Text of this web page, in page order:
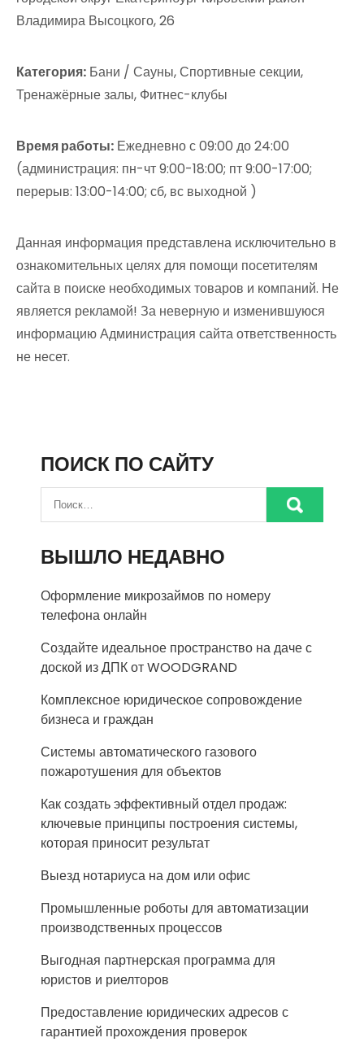
Владимира Высоцкого, 26
Категория: Бани / Сауны, Спортивные секции,
Тренажёрные залы, Фитнес-клубы
Время работы: Ежедневно с 09:00 до 24:00
(администрация: пн-чт 9:00-18:00; пт 9:00-17:00;
перерыв: 13:00-14:00; сб, вс выходной )
Данная информация представлена исключительно в
ознакомительных целях для помощи посетителям
сайта в поиске необходимых товаров и компаний. Не
является рекламой! За неверную и изменившуюся
информацию Администрация сайта ответственность
не несет.
ПОИСК ПО САЙТУ
ВЫШЛО НЕДАВНО
Оформление микрозаймов по номеру
телефона онлайн
Создайте идеальное пространство на даче с
доской из ДПК от WOODGRAND
Комплексное юридическое сопровождение
бизнеса и граждан
Системы автоматического газового
пожаротушения для объектов
Как создать эффективный отдел продаж:
ключевые принципы построения системы,
которая приносит результат
Выезд нотариуса на дом или офис
Промышленные роботы для автоматизации
производственных процессов
Выгодная партнерская программа для
юристов и риелторов
Предоставление юридических адресов с
гарантией прохождения проверок